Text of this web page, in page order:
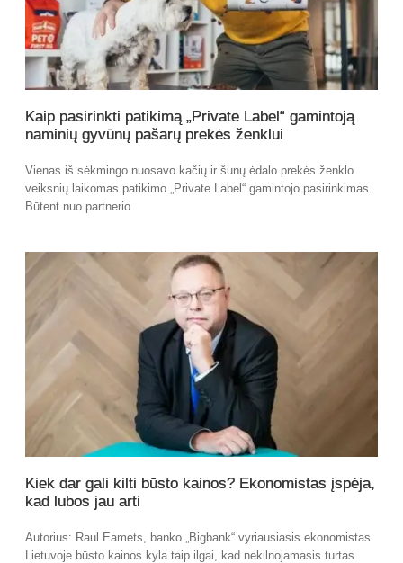
Kaip pasirinkti patikimą „Private Label“ gamintoją
naminių gyvūnų pašarų prekės ženklui
Vienas iš sėkmingo nuosavo kačių ir šunų ėdalo prekės ženklo
veiksnių laikomas patikimo „Private Label“ gamintojo pasirinkimas.
Būtent nuo partnerio
Kiek dar gali kilti būsto kainos? Ekonomistas įspėja,
kad lubos jau arti
Autorius: Raul Eamets, banko „Bigbank“ vyriausiasis ekonomistas
Lietuvoje būsto kainos kyla taip ilgai, kad nekilnojamasis turtas